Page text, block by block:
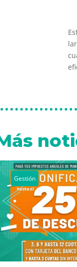
Gestión